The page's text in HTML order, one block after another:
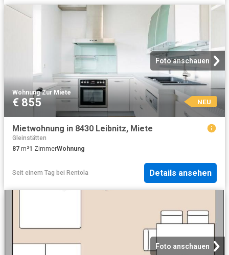
Foto anschauen
Wohnung·Zur Miete
€ 855 NEU
Mietwohnung in 8430 Leibnitz, Miete
Gleinstätten
87 m²1 ZimmerWohnung
Seit einem Tag bei Rentola Details ansehen
Foto anschauen